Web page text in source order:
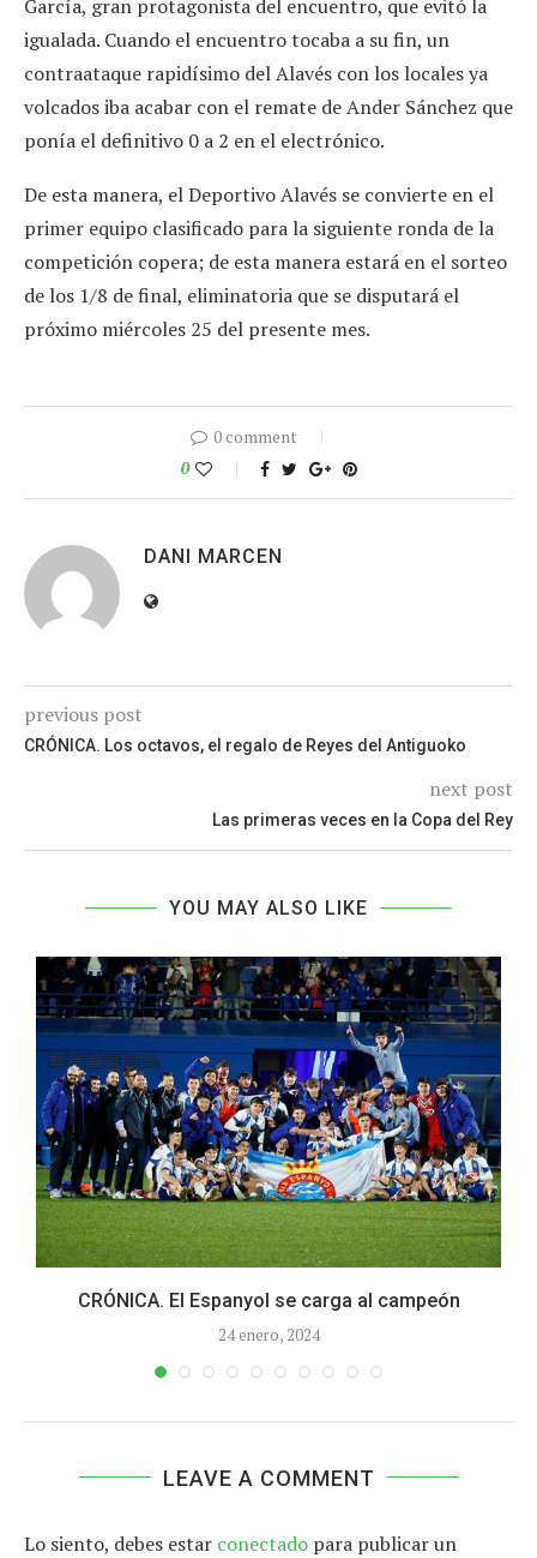
García, gran protagonista del encuentro, que evitó la
igualada. Cuando el encuentro tocaba a su fin, un
contraataque rapidísimo del Alavés con los locales ya
volcados iba acabar con el remate de Ander Sánchez que
ponía el definitivo 0 a 2 en el electrónico.
De esta manera, el Deportivo Alavés se convierte en el
primer equipo clasificado para la siguiente ronda de la
competición copera; de esta manera estará en el sorteo
de los 1/8 de final, eliminatoria que se disputará el
próximo miércoles 25 del presente mes.
0 comment
0
DANI MARCEN
previous post
CRÓNICA. Los octavos, el regalo de Reyes del Antiguoko
next post
Las primeras veces en la Copa del Rey
YOU MAY ALSO LIKE
CRÓNICA. El Espanyol se carga al campeón
24 enero, 2024
LEAVE A COMMENT
Lo siento, debes estar conectado para publicar un